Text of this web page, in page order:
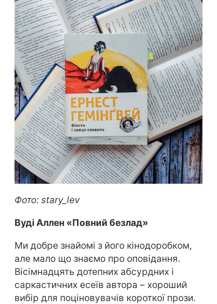
Фото: stary_lev
Вуді Аллен «Повний безлад»
Ми добре знайомі з його кінодоробком,
але мало що знаємо про оповідання.
Вісімнадцять дотепних абсурдних і
саркастичних есеїв автора – хороший
вибір для поціновувачів короткої прози.